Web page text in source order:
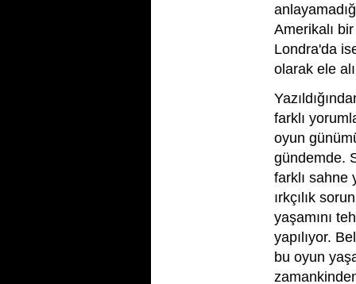
Amerikalı
Londra'da
olarak ele
farklı
oyun
gündemde.
farklı sahne
ırkçılık
yaşamını
yapılıyor.
bu oyun